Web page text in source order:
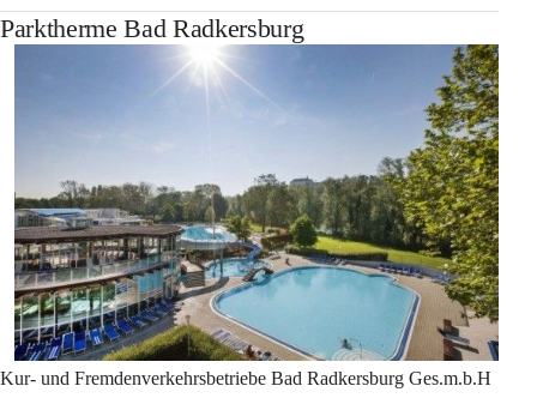
Parktherme Bad Radkersburg
Kur- und Fremdenverkehrsbetriebe Bad Radkersburg Ges.m.b.H